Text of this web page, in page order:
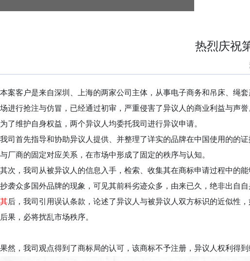
热烈庆祝
本案客户是来自深圳、上海的两家公司主体，从事电子商务和吊床、绳
场进行抢注与仿冒，已经通过初审，严重侵害了异议人的商业利益与声誉
为了维护自身权益，两个异议人均委托我司进行异议申请。
我司首先指导和协助异议人提供、并整理了详实的品牌在中国使用的的
与厂商的固定对应关系，在市场中形成了固定的秩序与认知。
其次，我司从被异议人的信息入手，检索、收集其在商标申请过程中的
抄袭众多国外品牌的现象，可见其前科劣迹众多，由来已久，绝非出自自
其后，我司引用误认条款，论述了异议人与被异议人双方标识的近似性
后果，必将扰乱市场秩序。
果然，我司观点得到了商标局的认可，该商标不予注册，异议人权利得到